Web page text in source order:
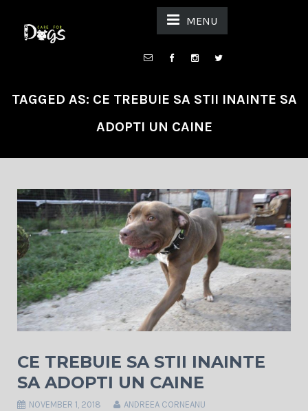
MENU
TAGGED AS: CE TREBUIE SA STII INAINTE SA
ADOPTI UN CAINE
CE TREBUIE SA STII INAINTE
SA ADOPTI UN CAINE
NOVEMBER 1, 2018
ANDREEA CORNEANU